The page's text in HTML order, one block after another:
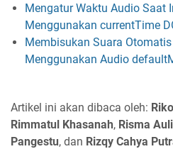
Mengatur Waktu Audio Saat
Menggunakan currentTime
Membisukan Suara
Menggunakan Audio
Artikel ini akan dibaca oleh:
Rimmatul Khasanah, Risma
Pangestu, dan Rizqy Cahya